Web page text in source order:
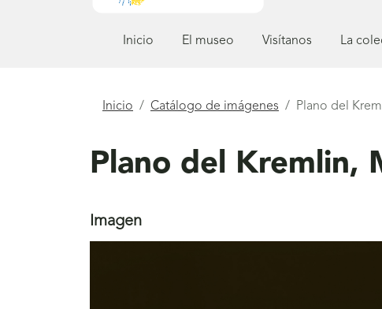
Inicio El museo Visítanos La
Está
Inicio Catálogo de imágenes Plano del
Plano del Kremlin,
Imagen